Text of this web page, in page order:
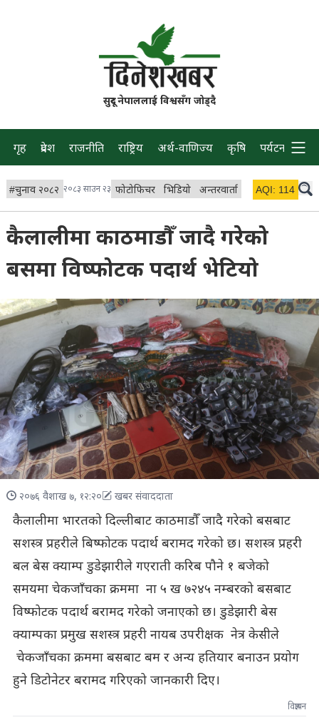
सुदूर नेपाललाई विश्वसँग जोड्दै
गृह प्रदेश राजनीति राष्ट्रिय अर्थ-वाणिज्य कृषि पर्यटन प्रवास
#चुनाव २०८२ २०८३ साउन २३ फोटोफिचर भिडियो अन्तरवार्ता विचार/ब्लग
AQI: 114
कैलालीमा काठमाडौँ जादै गरेको
बसमा विष्फोटक पदार्थ भेटियो
२०७६ वैशाख ७, १२:२० खबर संवाददाता
कैलालीमा भारतको दिल्लीबाट काठमाडौँ जादै गरेको बसबाट
सशस्त्र प्रहरीले बिष्फोटक पदार्थ बरामद गरेको छ। सशस्त्र प्रहरी
बल बेस क्याम्प डुडेझारीले गएराती करिब पौने १ बजेको
समयमा चेकजाँचका क्रममा ना ५ ख ७२४५ नम्बरको बसबाट
विष्फोटक पदार्थ बरामद गरेको जनाएको छ। डुडेझारी बेस
क्याम्पका प्रमुख सशस्त्र प्रहरी नायब उपरीक्षक नेत्र केसीले
चेकजाँचका क्रममा बसबाट बम र अन्य हतियार बनाउन प्रयोग
हुने डिटोनेटर बरामद गरिएको जानकारी दिए।
विज्ञापन